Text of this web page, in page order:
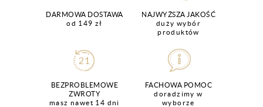
DARMOWA DOSTAWA
od 149 zł
NAJWYŻSZA JAKOŚĆ
duży wybór
produktów
BEZPROBLEMOWE
ZWROTY
masz nawet 14 dni
FACHOWA POMOC
doradzimy w
wyborze